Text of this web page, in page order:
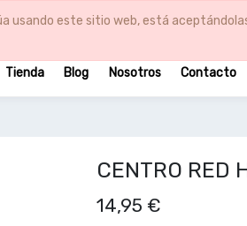
usando este sitio web, está
Tienda Blog Nosotros Contacto
CENTRO RED
14,95 €